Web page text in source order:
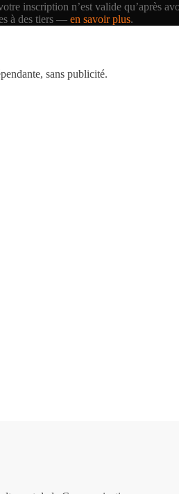
inscription n’est valide qu’après
à des tiers — en savoir plus.
sans publicité.